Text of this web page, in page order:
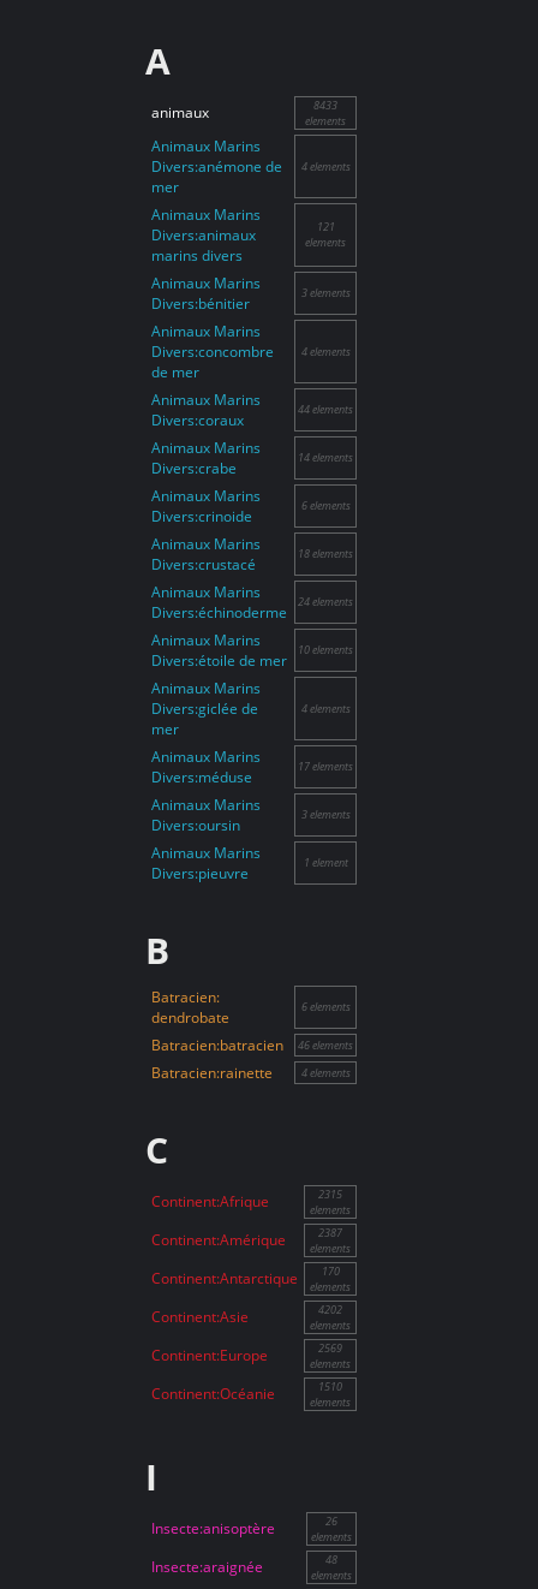
A
animaux
8433
elements
Animaux Marins
Divers:anémone de
mer
4 elements
Animaux Marins
Divers:animaux
marins divers
121
elements
Animaux Marins
Divers:bénitier
3 elements
Animaux Marins
Divers:concombre
de mer
4 elements
Animaux Marins
Divers:coraux
44 elements
Animaux Marins
Divers:crabe
14 elements
Animaux Marins
Divers:crinoide
6 elements
Animaux Marins
Divers:crustacé
18 elements
Animaux Marins
Divers:échinoderme
24 elements
Animaux Marins
Divers:étoile de mer
10 elements
Animaux Marins
Divers:giclée de
mer
4 elements
Animaux Marins
Divers:méduse
17 elements
Animaux Marins
Divers:oursin
3 elements
Animaux Marins
Divers:pieuvre
1 element
B
Batracien:
dendrobate
6 elements
Batracien:batracien 46 elements
Batracien:rainette 4 elements
C
Continent:Afrique
2315
elements
Continent:Amérique
2387
elements
Continent:Antarctique
170
elements
Continent:Asie
4202
elements
Continent:Europe
2569
elements
Continent:Océanie
1510
elements
I
Insecte:anisoptère
26
elements
Insecte:araignée
48
elements